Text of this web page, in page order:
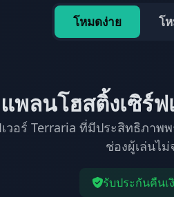
โหมดง่าย โ
แพลนโฮสติ้งเซิร์
เวอร์ Terraria ที่มีประสิทธิภาพ
ช่องผู้เล่นไ
รับประกันคืนเ